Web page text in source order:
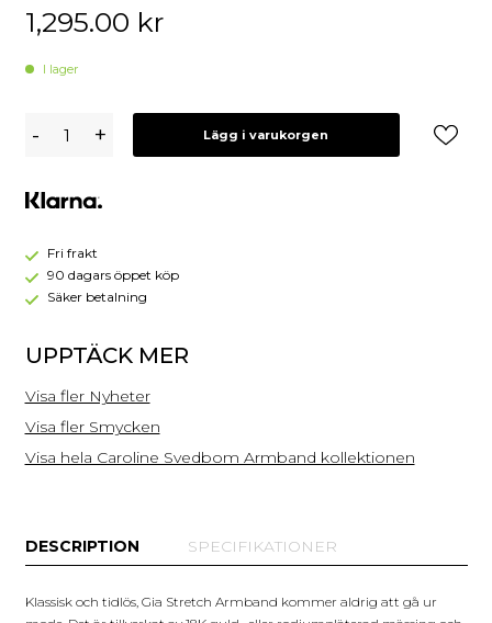
Designad i Sverige, handgjord i Grekland
1,295.00 kr
I lager
Svedbom
Stretch
Armband
/
Pearl
- + Lägg i varukorgen
Fri frakt
90 dagars öppet köp
Säker betalning
UPPTÄCK MER
Visa fler Nyheter
Visa fler Smycken
Visa hela Caroline Svedbom Armband kollektionen
DESCRIPTION SPECIFIKATIONER
Klassisk och tidlös, Gia Stretch Armband kommer aldrig att gå ur